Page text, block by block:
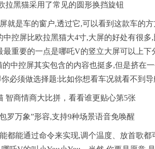
拉黑猫采用了常见的圆形换挡旋钮
就是车的窗户,透过它,可以看到这款车的
控屏比欧拉黑猫大4寸,大屏的好处有很
重要的一点是哪吒V的竖立大屏可以上
中控屏其实包含的内容也挺多,但是挤在
必须做选择题:比如你想看车况就看不到导
罗万象”形容,支持9种场景语音免唤醒
都能通过命令来实现,调个温度、放首歌